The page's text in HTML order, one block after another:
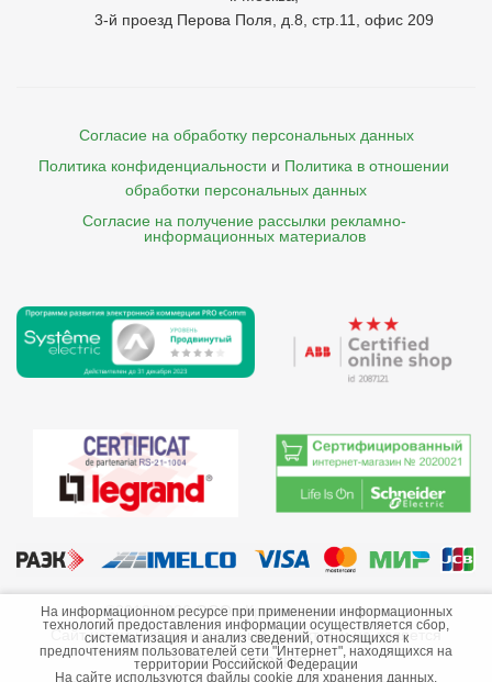
3-й проезд Перова Поля, д.8, стр.11, офис 209
Согласие на обработку персональных данных
Политика конфиденциальности и Политика в отношении
обработки персональных данных
Согласие на получение рассылки рекламно-
    информационных материалов
©2013-2026 ООО «Краснодарэлектро»
Сайт носит информационный характер и не является
публичной офертой.
На информационном ресурсе при применении информационных
технологий предоставления информации осуществляется сбор,
систематизация и анализ сведений, относящихся к
предпочтениям пользователей сети "Интернет", находящихся на
территории Российской Федерации
На сайте используются файлы cookie для хранения данных.